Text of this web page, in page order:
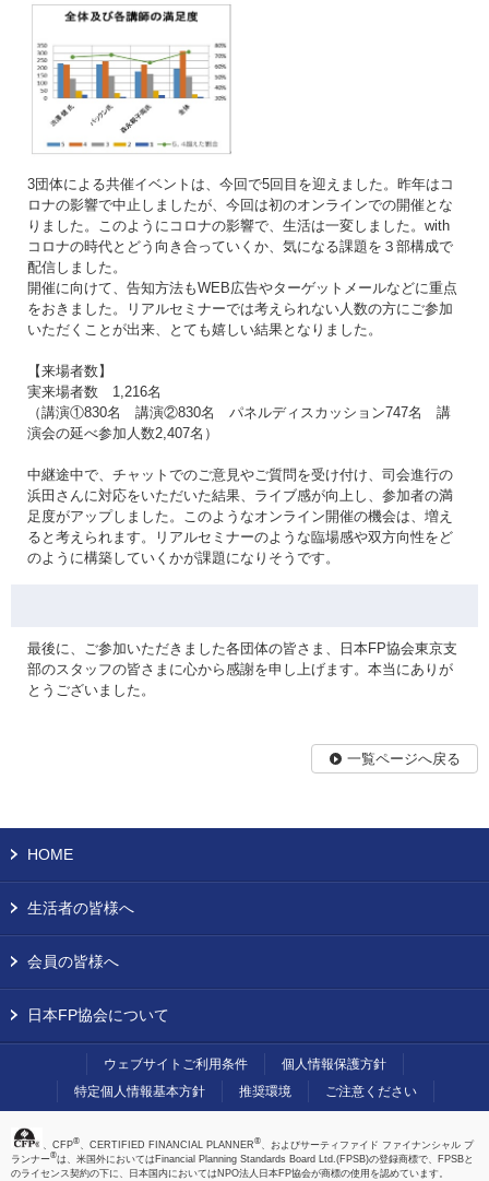
3団体による共催イベントは、今回で5回目を迎えました。昨年はコ
ロナの影響で中止しましたが、今回は初のオンラインでの開催とな
りました。このようにコロナの影響で、生活は一変しました。with
コロナの時代とどう向き合っていくか、気になる課題を３部構成で
配信しました。
開催に向けて、告知方法もWEB広告やターゲットメールなどに重点
をおきました。リアルセミナーでは考えられない人数の方にご参加
いただくことが出来、とても嬉しい結果となりました。
【来場者数】
実来場者数 1,216名
（講演①830名 講演②830名 パネルディスカッション747名 講
演会の延べ参加人数2,407名）
中継途中で、チャットでのご意見やご質問を受け付け、司会進行の
浜田さんに対応をいただいた結果、ライブ感が向上し、参加者の満
足度がアップしました。このようなオンライン開催の機会は、増え
ると考えられます。リアルセミナーのような臨場感や双方向性をど
のように構築していくかが課題になりそうです。
最後に、ご参加いただきました各団体の皆さま、日本FP協会東京支
部のスタッフの皆さまに心から感謝を申し上げます。本当にありが
とうございました。
一覧ページへ戻る
HOME
生活者の皆様へ
会員の皆様へ
日本FP協会について
ウェブサイトご利用条件
個人情報保護方針
特定個人情報基本方針
推奨環境 ご注意ください
、CFP®、CERTIFIED FINANCIAL PLANNER®、およびサーティファイド ファイナンシャル プ
ランナー®は、米国外においてはFinancial Planning Standards Board Ltd.(FPSB)の登録商標で、FPSBと
のライセンス契約の下に、日本国内においてはNPO法人日本FP協会が商標の使用を認めています。